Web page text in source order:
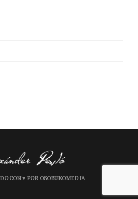
CON ♥ POR OSOBUKOMEDIA